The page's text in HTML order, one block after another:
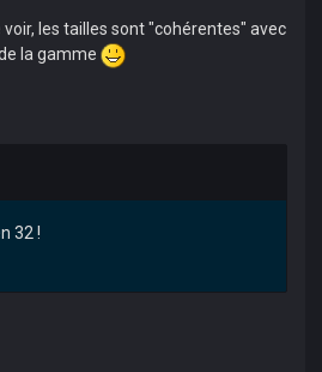
les tailles sont "cohérentes" avec
la gamme
32 !